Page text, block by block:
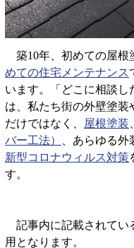
築10年、初めての屋根
めての住宅メンテナンス
います。「どこに相談
は、私たち街の外壁塗装
だけではなく、 屋根塗装、
バー工法）
、あらゆる外
新型コロナウィルス対策
す。
記事内に記載されてい
用となります。